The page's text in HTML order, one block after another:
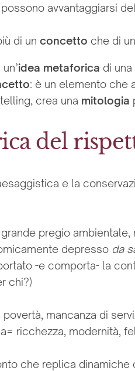
avvantaggiarsi
di un concetto che di
idea metaforica di
: è un elemento che
crea una mitologia
del
e la
pregio
depresso da
-e comporta- la
chi?)
mancanza di
ricchezza, modernità,
che replica